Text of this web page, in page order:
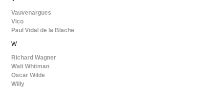
Vauvenargues
Vico
Paul Vidal de la Blache
W
Richard Wagner
Walt Whitman
Oscar Wilde
Willy